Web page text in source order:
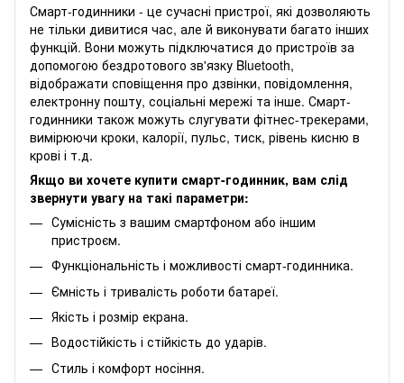
Смарт-годинники - це сучасні пристрої, які дозволяють
не тільки дивитися час, але й виконувати багато інших
функцій. Вони можуть підключатися до пристроїв за
допомогою бездротового зв'язку Bluetooth,
відображати сповіщення про дзвінки, повідомлення,
електронну пошту, соціальні мережі та інше. Смарт-
годинники також можуть слугувати фітнес-трекерами,
вимірюючи кроки, калорії, пульс, тиск, рівень кисню в
крові і т.д.
Якщо ви хочете купити смарт-годинник, вам слід
звернути увагу на такі параметри:
Сумісність з вашим смартфоном або іншим
пристроєм.
Функціональність і можливості смарт-годинника.
Ємність і тривалість роботи батареї.
Якість і розмір екрана.
Водостійкість і стійкість до ударів.
Стиль і комфорт носіння.